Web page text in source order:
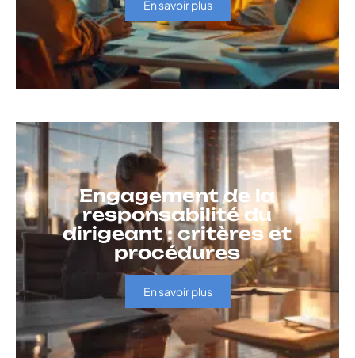
En savoir plus
Engagement de la
responsabilité du
dirigeant : critères et
procédures
En savoir plus